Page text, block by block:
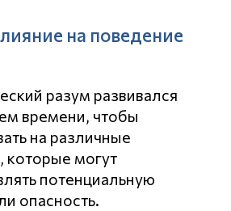
на поведение
разум развивался
времени, чтобы
на различные
которые могут
потенциальную
опасность.